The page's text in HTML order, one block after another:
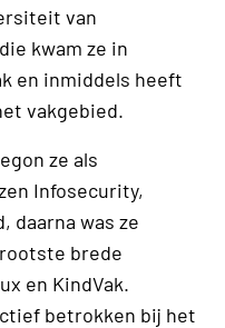
van
kwam ze in
en inmiddels heeft
vakgebied.
ze als
Infosecurity,
daarna was ze
brede
en KindVak.
betrokken bij het